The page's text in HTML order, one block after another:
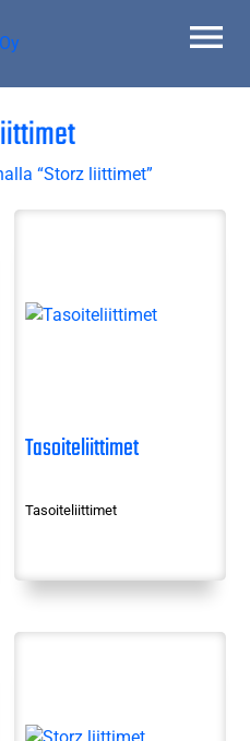
“Storz liittimet”
Tasoiteliittimet
Tasoiteliittimet